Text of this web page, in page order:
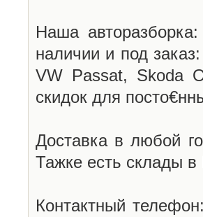
Наша
наличии и под
VW Passat, Skoda
скидок для
Доставка в любой
Тажке есть склады
Контактный